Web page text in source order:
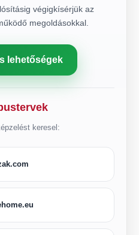
végigkísérjük az
megoldásokkal.
lehetőségek
keresel: